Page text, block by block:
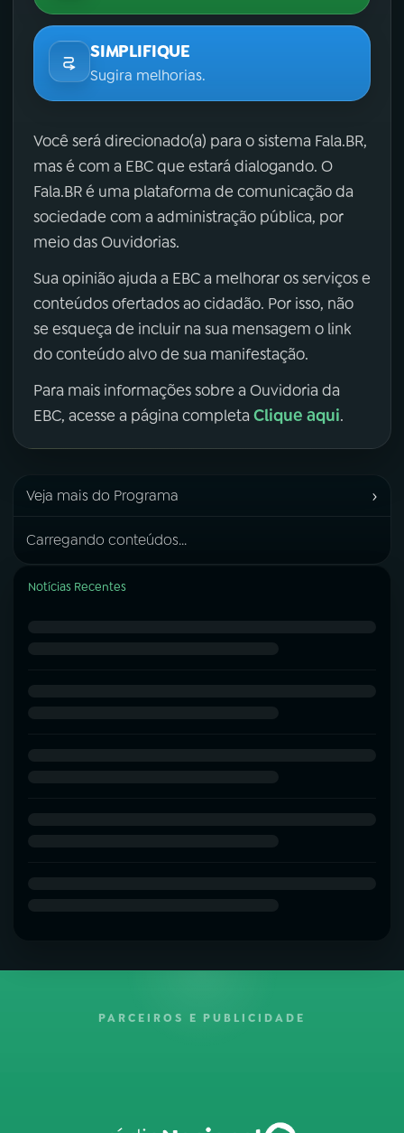
SIMPLIFIQUE
Sugira melhorias.
Você será direcionado(a) para o sistema Fala.BR,
mas é com a EBC que estará dialogando. O
Fala.BR é uma plataforma de comunicação da
sociedade com a administração pública, por
meio das Ouvidorias.
Sua opinião ajuda a EBC a melhorar os serviços e
conteúdos ofertados ao cidadão. Por isso, não
se esqueça de incluir na sua mensagem o link
do conteúdo alvo de sua manifestação.
Para mais informações sobre a Ouvidoria da
EBC, acesse a página completa Clique aqui.
Veja mais do Programa ›
Carregando conteúdos...
Notícias Recentes
PARCEIROS E PUBLICIDADE